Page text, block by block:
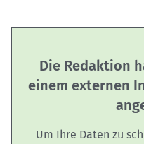
Die Redaktion
einem externen
Um Ihre Daten zu